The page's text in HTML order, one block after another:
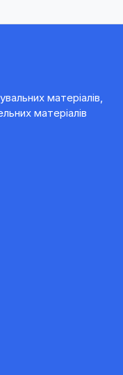
матеріалів,
матеріалів